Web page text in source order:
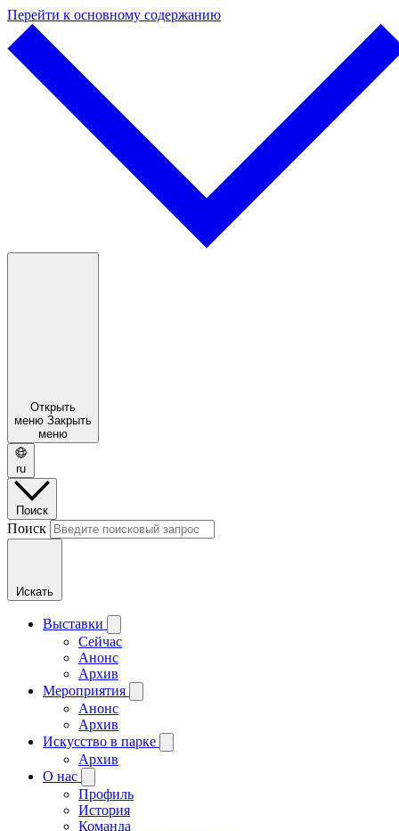
Перейти к основному содержанию
Открыть
меню Закрыть
меню
ru
Поиск
Поиск
Искать
Выставки
Сейчас
Анонс
Архив
Мероприятия
Анонс
Архив
Искусство в парке
Архив
О нас
Профиль
История
Команда